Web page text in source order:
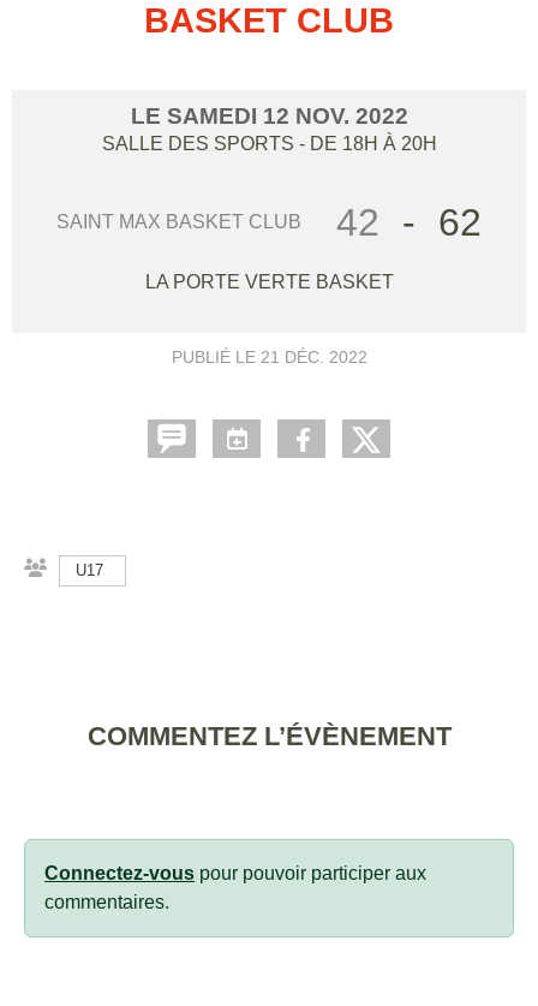
BASKET CLUB
LE SAMEDI 12 NOV. 2022
SALLE DES SPORTS - DE 18H À 20H
SAINT MAX BASKET CLUB 42 - 62
LA PORTE VERTE BASKET
PUBLIÉ LE 21 DÉC. 2022
U17
COMMENTEZ L’ÉVÈNEMENT
Connectez-vous pour pouvoir participer aux
commentaires.